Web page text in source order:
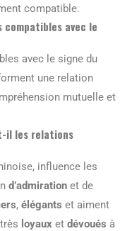
compatible.
compatibles avec le
avec le signe du
une relation
mutuelle et
il les relations
influence les
d’admiration et de
, élégants et aiment
loyaux et dévoués à